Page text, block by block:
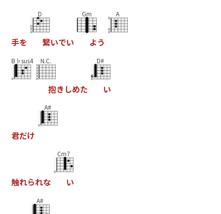
手を
D
繋いでい
Gm
よう
A
B♭sus4 N.C.
抱き しめた
D#
い
君だけ
A#
触れられな
Cm7
い
A#